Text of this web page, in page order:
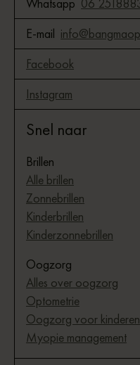
E-mail
Facebook
Instagram
Snel naar
Brillen
Alle brillen
Zonnebrillen
Kinderbrillen
Kinderzonnebrillen
Oogzorg
Alles over oogzorg
Optometrie
Oogzorg voor kinderen
Myopie management